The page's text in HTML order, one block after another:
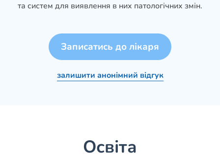
та систем для виявлення в них патологічних змін.
Записатись до лікаря
залишити анонімний відгук
Освіта